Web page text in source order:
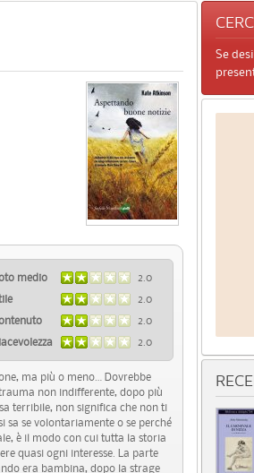
medio
2.0
2.0
2.0
2.0
ma più o meno… Dovrebbe
non indifferente, dopo più
terribile, non significa che non ti
sa se volontariamente o se perché
è il modo con cui tutta la storia
quasi ogni interesse. La parte
era bambina, dopo la strage
Se